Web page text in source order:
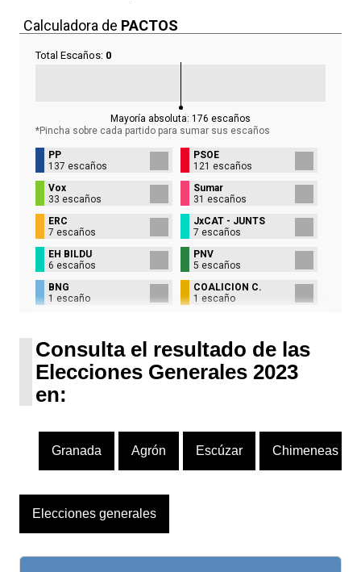
Calculadora de PACTOS
Total Escaños: 0
Mayoría absoluta: 176 escaños
*Pincha sobre cada partido para sumar sus escaños
PP
137 escaños
PSOE
121 escaños
Vox
33 escaños
Sumar
31 escaños
ERC
7 escaños
JxCAT - JUNTS
7 escaños
EH BILDU
6 escaños
PNV
5 escaños
BNG
1 escaño
COALICIÓN C.
1 escaño
Consulta el resultado de las
Elecciones Generales 2023
en:
Granada Agrón Escúzar Chimeneas
Elecciones generales